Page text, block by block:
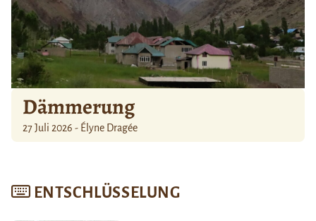
Dämmerung
27 Juli 2026 - Élyne Dragée
ENTSCHLÜSSELUNG